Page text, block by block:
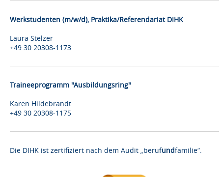
Werkstudenten (m/w/d), Praktika/Referendariat DIHK
Laura Stelzer
+49 30 20308-1173
Traineeprogramm "Ausbildungsring"
Karen Hildebrandt
+49 30 20308-1175
Die DIHK ist zertifiziert nach dem Audit „berufundfamilie“.